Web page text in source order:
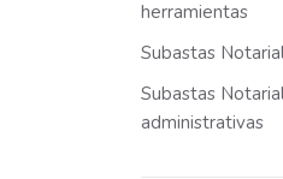
herramientas
Subastas
Subastas
administrativas